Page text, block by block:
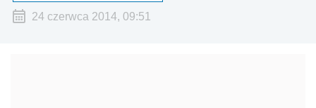
24 czerwca 2014, 09:51